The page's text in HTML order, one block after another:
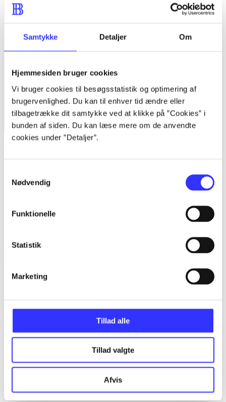
Samtykke Detaljer Om
Hjemmesiden bruger cookies
Vi bruger cookies til besøgsstatistik og optimering af
brugervenlighed. Du kan til enhver tid ændre eller
tilbagetrække dit samtykke ved at klikke på ”Cookies” i
bunden af siden. Du kan læse mere om de anvendte
cookies under ”Detaljer”.
Nødvendig
Funktionelle
Statistik
Marketing
Tillad alle
Tillad valgte
Afvis